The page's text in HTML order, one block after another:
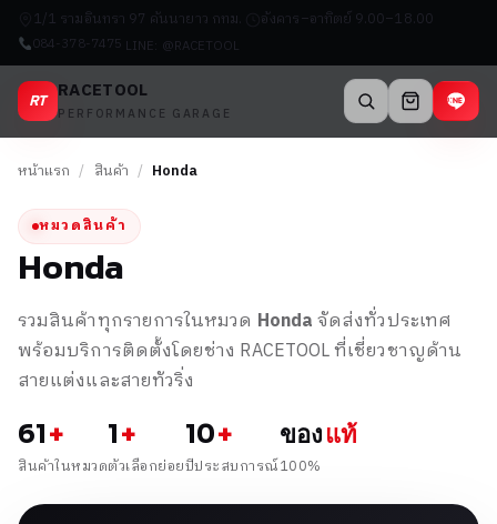
1/1 รามอินทรา 97 คันนายาว กทม. อังคาร–อาทิตย์ 9.00–18.00
084-378-7475 LINE: @RACETOOL
RT RACETOOL
PERFORMANCE GARAGE
หน้าแรก / สินค้า / Honda
หมวดสินค้า
Honda
รวมสินค้าทุกรายการในหมวด Hondaจัดส่งทั่วประเทศ
พร้อมบริการติดตั้งโดยช่าง RACETOOL ที่เชี่ยวชาญด้าน
สายแต่งและสายทัวริ่ง
61+
สินค้าในหมวด
1+
ตัวเลือกย่อย
10+
ปีประสบการณ์
ของแท้
100%